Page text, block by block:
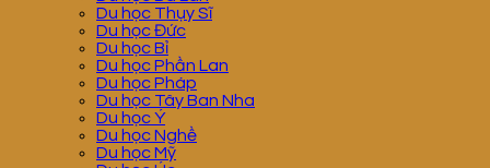
Du học Thụy Sĩ
Du học Đức
Du học Bỉ
Du học Phần Lan
Du học Pháp
Du học Tây Ban Nha
Du học Ý
Du học Nghề
Du học Mỹ